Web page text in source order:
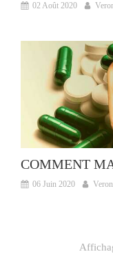
02 Août 2020
COMMENT
06 Juin 2020